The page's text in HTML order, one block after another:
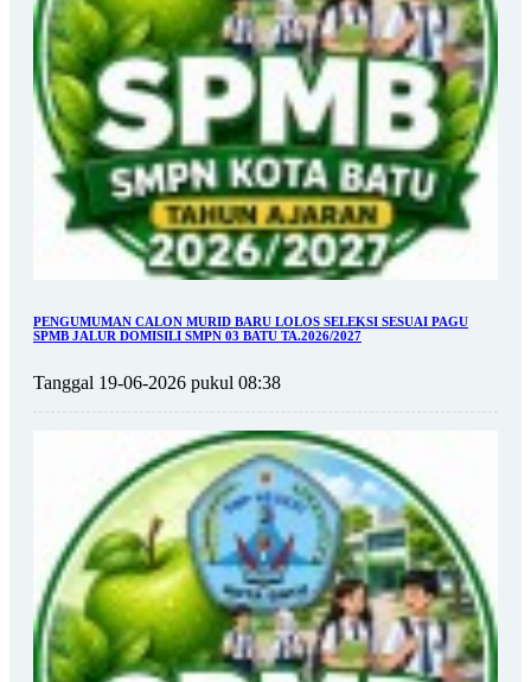
PENGUMUMAN CALON MURID BARU LOLOS SELEKSI SESUAI PAGU
SPMB JALUR DOMISILI SMPN 03 BATU TA.2026/2027
Tanggal 19-06-2026 pukul 08:38